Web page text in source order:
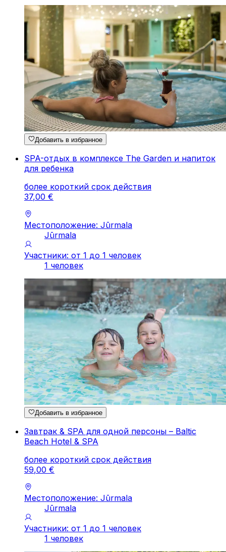
Добавить в избранное
SPA-отдых в комплексе The Garden и напиток
для ребенка
более короткий срок действия
37,00 €
Местоположение: Jūrmala
Jūrmala
Участники: от 1 до 1 человек
1 человек
Добавить в избранное
Завтрак & SPA для одной персоны – Baltic
Beach Hotel & SPA
более короткий срок действия
59,00 €
Местоположение: Jūrmala
Jūrmala
Участники: от 1 до 1 человек
1 человек